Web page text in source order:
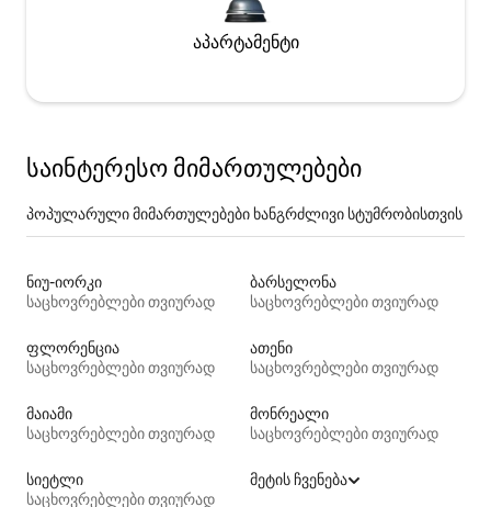
აპარტამენტი
საინტერესო მიმართულებები
პოპულარული მიმართულებები ხანგრძლივი სტუმრობისთვის
ნიუ-იორკი
საცხოვრებლები თვიურად
ბარსელონა
საცხოვრებლები თვიურად
ფლორენცია
საცხოვრებლები თვიურად
ათენი
საცხოვრებლები თვიურად
მაიამი
საცხოვრებლები თვიურად
მონრეალი
საცხოვრებლები თვიურად
სიეტლი
საცხოვრებლები თვიურად
მეტის ჩვენება